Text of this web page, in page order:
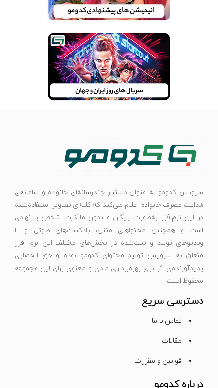
سرویس کدومو به عنوان دستیار چندرسانه‌ای خانواده و سامانه‌ی
هدایت مصرف خانواده اعلام می‌کند که کلیه‌ی تصاویر استفاده‌شده
در این نرم‌افزار به‌صورت رایگان و بدون مالکیت شخص یا نهادی
است و همچنین محتواهای متنی، پادکست‌های صوتی و یا
ویدیوهای تولید و ثبت‌شده در بخش‌های مختلف این نرم افزار
متعلق به سرویس تولید محتوای کدومو بوده و حق انحصاری
پدیدآورنده‌ی اثر برای بهره‌برداری مادی و معنوی برای این مجموعه
محفوظ است.
دسترسی سریع
تماس با ما
مقالات
قوانین و مقررات
درباره کدومو